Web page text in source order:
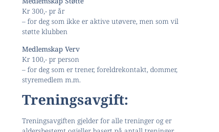
Kr 300,- pr år
– for deg som ikke er aktive utøvere, men som vil
støtte klubben
Medlemskap Verv
Kr 100,- pr person
– for deg som er trener, foreldrekontakt, dommer,
styremedlem m.m.
Treningsavgift:
Treningsavgiften gjelder for alle treninger og er